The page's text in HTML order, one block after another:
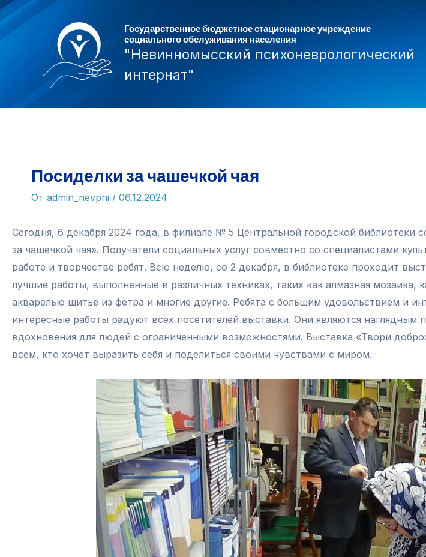
Перейти
к
содержимому
Государственное бюджетное стационарное учреждение
социального обслуживания населения
"Невинномысский психоневрологический
интернат"
Посиделки за чашечкой чая
От admin_nevpni / 06.12.2024
Сегодня, 6 декабря 2024 года, в филиале № 5 Центральной городской
за чашечкой чая». Получатели социальных услуг совместно со специалистами
работе и творчестве ребят. Всю неделю, со 2 декабря, в библиотеке проходит
лучшие работы, выполненные в различных техниках, таких как алмазная
акварелью шитьё из фетра и многие другие. Ребята с большим удовольствием и
интересные работы радуют всех посетителей выставки. Они являются
вдохновения для людей с ограниченными возможностями. Выставка «Твори
всем, кто хочет выразить себя и поделиться своими чувствами с миром.